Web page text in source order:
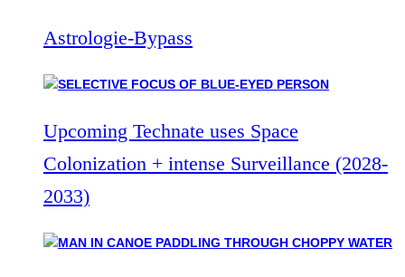
Astrologie-Bypass
Upcoming Technate uses Space
Colonization + intense Surveillance (2028-
2033)